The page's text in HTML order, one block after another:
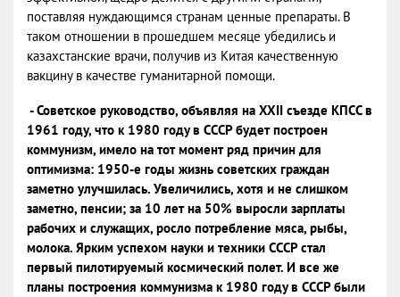
поставляя нуждающимся странам ценные препараты. В
таком отношении в прошедшем месяце убедились и
казахстанские врачи, получив из Китая качественную
вакцину в качестве гуманитарной помощи.
- Советское руководство, объявляя на XXII съезде КПСС в
1961 году, что к 1980 году в СССР будет построен
коммунизм, имело на тот момент ряд причин для
оптимизма: 1950-е годы жизнь советских граждан
заметно улучшилась. Увеличились, хотя и не слишком
заметно, пенсии; за 10 лет на 50% выросли зарплаты
рабочих и служащих, росло потребление мяса, рыбы,
молока. Ярким успехом науки и техники СССР стал
первый пилотируемый космический полет. И все же
планы построения коммунизма к 1980 году в СССР были